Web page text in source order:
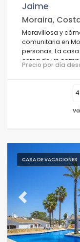
Categorías
Jaime
Moraira,
Maravillosa y
comunitaria en
personas. La
cerca de un
pista de tenis, y se
Precio por día
4
CASA DE VACACIONES
Previous